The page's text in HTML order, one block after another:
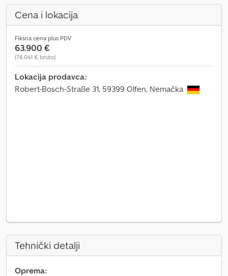
Cena i lokacija
Fiksna cena plus PDV
63.900 €
(76.041 € bruto)
Lokacija prodavca:
Robert-Bosch-Straße 31, 59399 Olfen, Nemačka
Tehnički detalji
Oprema: